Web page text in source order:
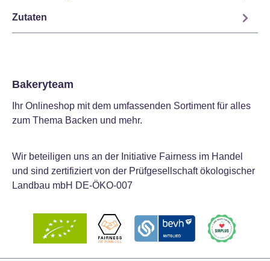
Zutaten
Bakeryteam
Ihr Onlineshop mit dem umfassenden Sortiment für alles
zum Thema Backen und mehr.
Wir beteiligen uns an der Initiative Fairness im Handel
und sind zertifiziert von der Prüfgesellschaft ökologischer
Landbau mbH DE-ÖKO-007